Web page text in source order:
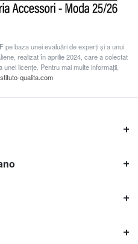
pe baza unei evaluări de experți și a unui
realizat în aprilie 2024, care a colectat
licențe. Pentru mai multe informații,
qualita.com